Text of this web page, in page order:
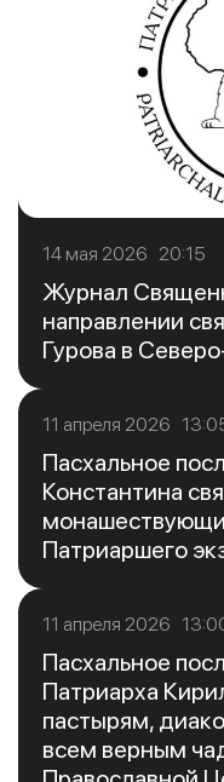
14 мая 2026 20:15
Журнал
направлении
Гурова в
11 апреля 2026
Пасхальное
Константина
Патриаршего
11 апреля 2026
Пасхальное
Патриарха
пастырям,
всем верным